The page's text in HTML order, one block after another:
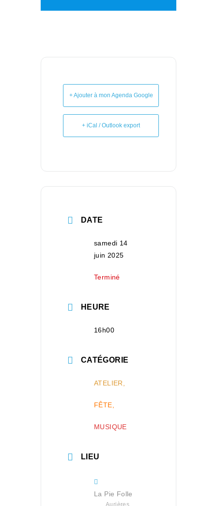
+ Ajouter à mon Agenda Google
+ iCal / Outlook export
DATE
samedi 14
juin 2025
Terminé
HEURE
16h00
CATÉGORIE
ATELIER,
FÊTE,
MUSIQUE
LIEU
La Pie Folle
Aurières